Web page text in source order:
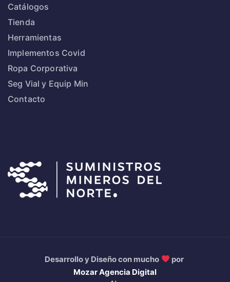
Catálogos
Tienda
Herramientas
Implementos Covid
Ropa Corporativa
Seg Vial y Equip Min
Contacto
Desarrollo y Diseño con mucho
por
Mozar Agencia Digital